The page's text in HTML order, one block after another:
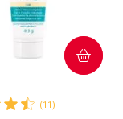
(11)
COMPRAR